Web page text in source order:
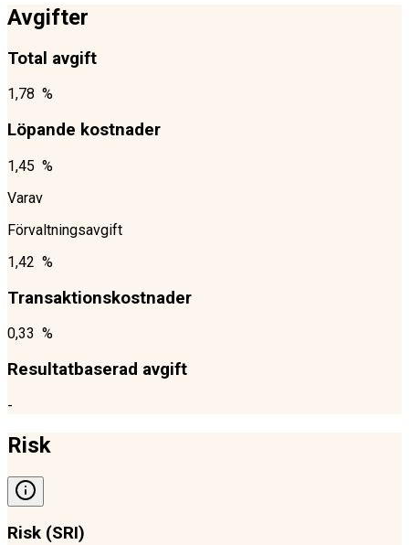
Avgifter
Total avgift
1,78 %
Löpande kostnader
1,45 %
Varav
Förvaltningsavgift
1,42 %
Transaktionskostnader
0,33 %
Resultatbaserad avgift
-
Risk
Risk (SRI)